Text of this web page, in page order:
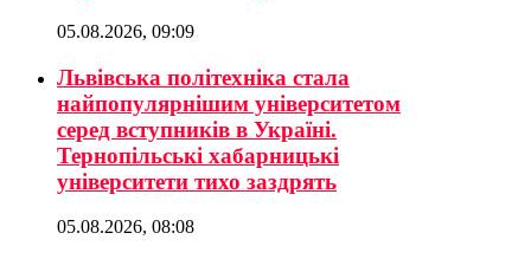
05.08.2026, 09:09
Львівська політехніка стала
найпопулярнішим університетом
серед вступників в Україні.
Тернопільські хабарницькі
університети тихо заздрять
05.08.2026, 08:08